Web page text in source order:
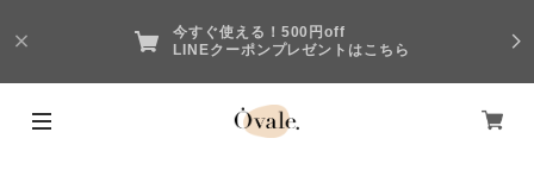
今すぐ使える！500円off
LINEクーポンプレゼントはこちら